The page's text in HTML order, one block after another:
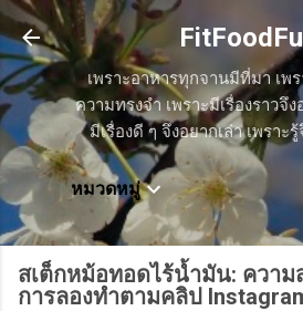
ข้ามไปที่เนื้อหาห
เพราะอาหารทุกจานมีที่มา เพร
ความทรงจำ เพราะมีเรื่องราวจึง
มีเรื่องดี ๆ จึงอยากเล่า เพราะ
หมวดหมู่
สเต็กหม้อทอดไร้น้ำมัน: ควา
การลองทำตามคลิป